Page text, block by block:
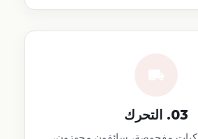
03. التحرك